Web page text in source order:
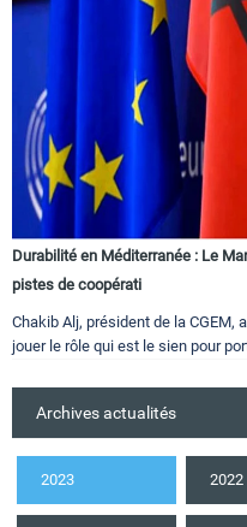
Durabilité en Méditerranée : Le
pistes de coopérati
Chakib Alj, président de la CGEM,
jouer le rôle qui est le sien pour
Archives actualités
2023 2022